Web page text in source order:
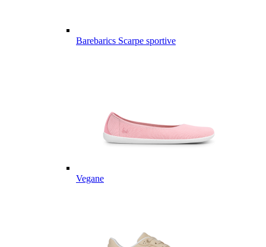
Barebarics Scarpe sportive
Vegane